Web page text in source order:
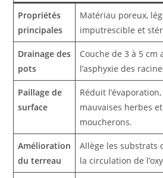
Propriétés
principales
Matériau poreux,
imputrescible et
Drainage des
pots
Couche de 3 à 5
l’asphyxie des
Paillage de
surface
Réduit
mauvaises herbes
moucherons.
Amélioration
du terreau
Allège les substrats
la circulation de